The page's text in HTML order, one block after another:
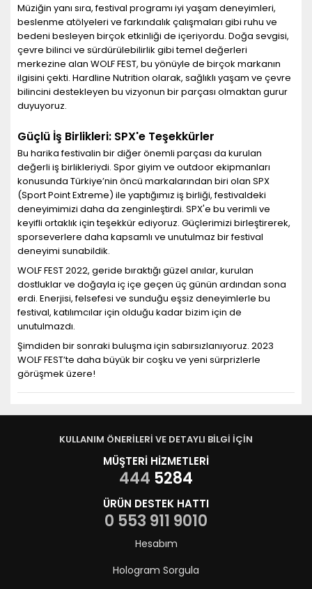
Müziğin yanı sıra, festival programı iyi yaşam deneyimleri,
beslenme atölyeleri ve farkındalık çalışmaları gibi ruhu ve
bedeni besleyen birçok etkinliği de içeriyordu. Doğa sevgisi,
çevre bilinci ve sürdürülebilirlik gibi temel değerleri
merkezine alan WOLF FEST, bu yönüyle de birçok markanın
ilgisini çekti. Hardline Nutrition olarak, sağlıklı yaşam ve çevre
bilincini destekleyen bu vizyonun bir parçası olmaktan gurur
duyuyoruz.
Güçlü İş Birlikleri: SPX'e Teşekkürler
Bu harika festivalin bir diğer önemli parçası da kurulan
değerli iş birlikleriydi. Spor giyim ve outdoor ekipmanları
konusunda Türkiye’nin öncü markalarından biri olan SPX
(Sport Point Extreme) ile yaptığımız iş birliği, festivaldeki
deneyimimizi daha da zenginleştirdi. SPX'e bu verimli ve
keyifli ortaklık için teşekkür ediyoruz. Güçlerimizi birleştirerek,
sporseverlere daha kapsamlı ve unutulmaz bir festival
deneyimi sunabildik.
WOLF FEST 2022, geride bıraktığı güzel anılar, kurulan
dostluklar ve doğayla iç içe geçen üç günün ardından sona
erdi. Enerjisi, felsefesi ve sunduğu eşsiz deneyimlerle bu
festival, katılımcılar için olduğu kadar bizim için de
unutulmazdı.
Şimdiden bir sonraki buluşma için sabırsızlanıyoruz. 2023
WOLF FEST’te daha büyük bir coşku ve yeni sürprizlerle
görüşmek üzere!
KULLANIM ÖNERİLERİ VE DETAYLI BİLGİ İÇİN
MÜŞTERİ HİZMETLERİ
444 5284
ÜRÜN DESTEK HATTI
0 553 911 9010
Hesabım
Hologram Sorgula